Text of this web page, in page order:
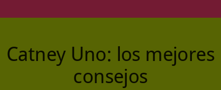
Catney Uno: los mejores
consejos